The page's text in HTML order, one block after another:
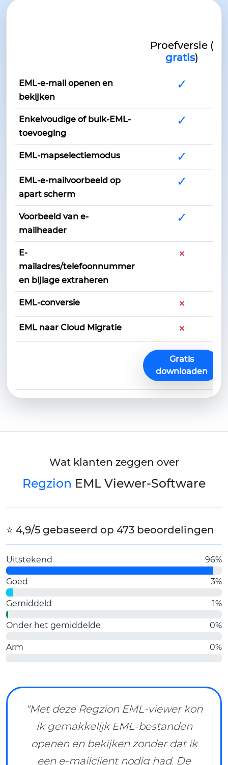
Proefversie (
gratis)
EML-e-mail openen en
bekijken
✓
Enkelvoudige of bulk-EML-
toevoeging
✓
EML-mapselectiemodus ✓
EML-e-mailvoorbeeld op
apart scherm
✓
Voorbeeld van e-
mailheader
✓
E-
mailadres/telefoonnummer
en bijlage extraheren
×
EML-conversie ×
EML naar Cloud Migratie ×
Gratis
downloaden
Wat klanten zeggen over
Regzion EML Viewer-Software
⭐ 4,9/5 gebaseerd op 473 beoordelingen
Uitstekend 96%
Goed 3%
Gemiddeld 1%
Onder het gemiddelde 0%
Arm 0%
"Met deze Regzion EML-viewer kon
ik gemakkelijk EML-bestanden
openen en bekijken zonder dat ik
een e-mailclient nodig had. De